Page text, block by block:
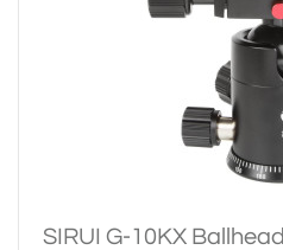
SIRUI G-10KX Ballhead